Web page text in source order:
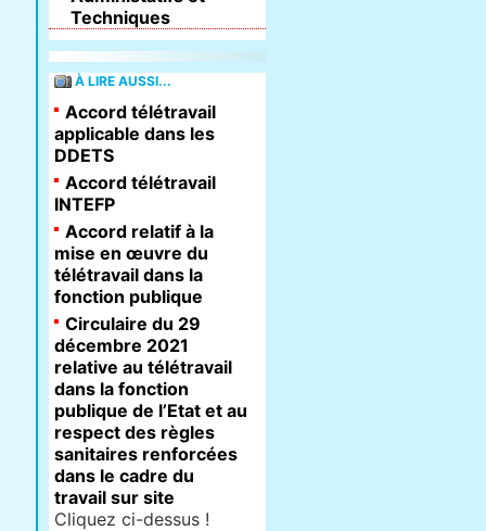
Techniques
À LIRE AUSSI...
Accord télétravail
applicable dans les
DDETS
Accord télétravail
INTEFP
Accord relatif à la
mise en œuvre du
télétravail dans la
fonction publique
Circulaire du 29
décembre 2021
relative au télétravail
dans la fonction
publique de l’Etat et au
respect des règles
sanitaires renforcées
dans le cadre du
travail sur site
Cliquez ci-dessus !